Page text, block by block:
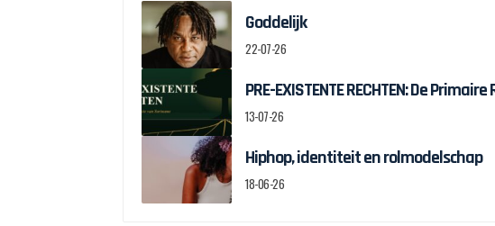
Goddelijk
22-07-26
PRE-EXISTENTE RECHTEN: De
13-07-26
Hiphop, identiteit en rolmodelschap
18-06-26